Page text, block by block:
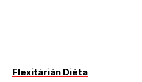
Flexitárián Diéta